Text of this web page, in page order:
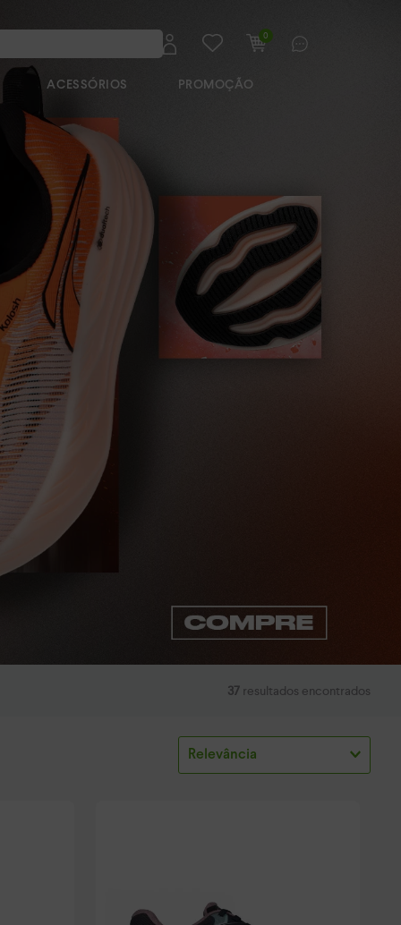
0
ACESSÓRIOS PROMOÇÃO
37 resultados encontrados
Relevância